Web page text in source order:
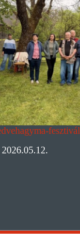
fesztivál
2026.05.12.